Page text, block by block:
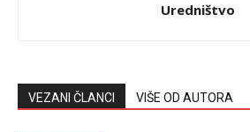
Uredništvo
VEZANI ČLANCI VIŠE OD AUTORA